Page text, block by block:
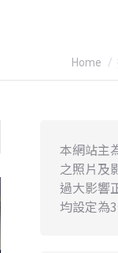
You
Home
本網站主
之照片及
過大影響
均設定為